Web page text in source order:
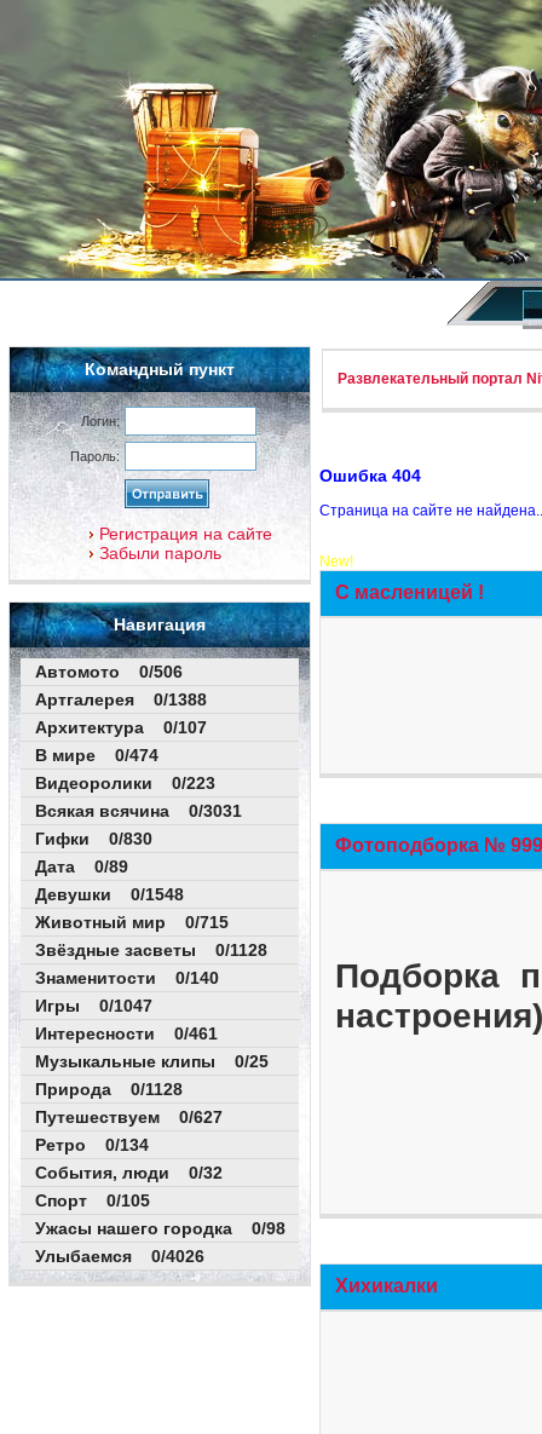
Командный пункт
Логин:
Пароль:
Регистрация на сайте
Забыли пароль
Навигация
Автомото 0/506
Артгалерея 0/1388
Архитектура 0/107
В мире 0/474
Видеоролики 0/223
Всякая всячина 0/3031
Гифки 0/830
Дата 0/89
Девушки 0/1548
Животный мир 0/715
Звёздные засветы 0/1128
Знаменитости 0/140
Игры 0/1047
Интересности 0/461
Музыкальные клипы 0/25
Природа 0/1128
Путешествуем 0/627
Ретро 0/134
События, люди 0/32
Спорт 0/105
Ужасы нашего городка 0/98
Улыбаемся 0/4026
Развлекательный портал
Ошибка 404
Страница на сайте не
New!
С масленицей !
Фотоподборка №
Подборка
Хихикалки